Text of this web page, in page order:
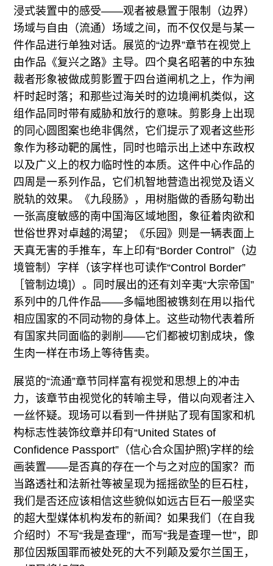
浸式装置中的感受——观者被悬置于限制（边界）
场域与自由（流通）场域之间，而不仅仅是与某一
件作品进行单独对话。展览的“边界”章节在视觉上
由作品《复兴之路》主导。四个臭名昭著的中东独
裁者形象被做成剪影置于四台道闸机之上，作为闸
杆时起时落；和那些过海关时的边境闸机类似，这
组作品同时带有威胁和放行的意味。剪影身上出现
的同心圆图案也绝非偶然，它们提示了观者这些形
象作为移动靶的属性，同时也暗示出上述中东政权
以及广义上的权力临时性的本质。这件中心作品的
四周是一系列作品，它们机智地营造出视觉及语义
脱轨的效果。《九段肠》，用树脂做的香肠勾勒出
一张高度敏感的南中国海区域地图，象征着肉欲和
世俗世界对卓越的渴望；《乐园》则是一辆表面上
天真无害的手推车，车上印有“Border Control”（边
境管制）字样（该字样也可读作“Control Border”
［管制边境]）。同时展出的还有刘辛夷“大宗帝国”
系列中的几件作品——多幅地图被镌刻在用以指代
相应国家的不同动物的身体上。这些动物代表着所
有国家共同面临的剥削——它们都被切割成块，像
生肉一样在市场上等待售卖。
展览的“流通”章节同样富有视觉和思想上的冲击
力，该章节由视觉化的转喻主导，借以向观者注入
一丝怀疑。现场可以看到一件拼贴了现有国家和机
构标志性装饰纹章并印有“United States of
Confidence Passport”（信心合众国护照)字样的绘
画装置——是否真的存在一个与之对应的国家？而
当路透社和法新社等被呈现为摇摇欲坠的巨石柱，
我们是否还应该相信这些貌似如远古巨石一般坚实
的超大型媒体机构发布的新闻？如果我们（在自我
介绍时）不写“我是查理”，而写“我是查理一世”，即
那位因叛国罪而被处死的大不列颠及爱尔兰国王，